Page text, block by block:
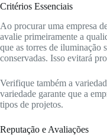
Critérios Essenciais
Ao procurar uma empresa
avalie primeiramente a
que as torres de iluminação
conservadas. Isso evitará
Verifique também a
variedade garante que a
tipos de projetos.
Reputação e Avaliações